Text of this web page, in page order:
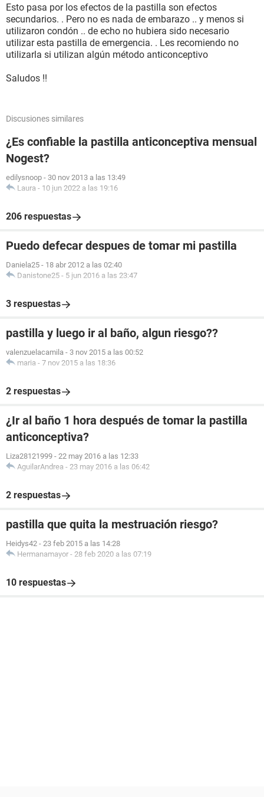
Esto pasa por los efectos de la pastilla son efectos
secundarios. . Pero no es nada de embarazo .. y menos si
utilizaron condón .. de echo no hubiera sido necesario
utilizar esta pastilla de emergencia. . Les recomiendo no
utilizarla si utilizan algún método anticonceptivo
Saludos !!
Discusiones similares
¿Es confiable la pastilla anticonceptiva mensual
Nogest?
edilysnoop - 30 nov 2013 a las 13:49
Laura - 10 jun 2022 a las 19:16
206 respuestas
Puedo defecar despues de tomar mi pastilla
Daniela25 - 18 abr 2012 a las 02:40
Danistone25 - 5 jun 2016 a las 23:47
3 respuestas
pastilla y luego ir al baño, algun riesgo??
valenzuelacamila - 3 nov 2015 a las 00:52
maria - 7 nov 2015 a las 18:36
2 respuestas
¿Ir al baño 1 hora después de tomar la pastilla
anticonceptiva?
Liza28121999 - 22 may 2016 a las 12:33
AguilarAndrea - 23 may 2016 a las 06:42
2 respuestas
pastilla que quita la mestruación riesgo?
Heidys42 - 23 feb 2015 a las 14:28
Hermanamayor - 28 feb 2020 a las 07:19
10 respuestas